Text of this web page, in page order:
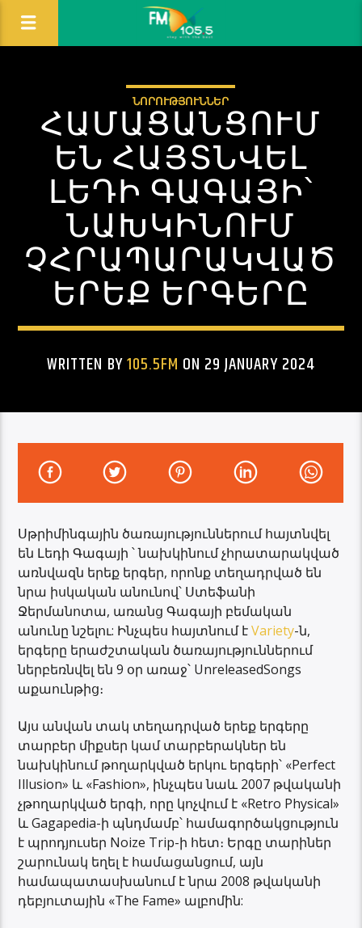
ՆՈՐՈՒԹՅՈՒՆՆԵՐ
ՀԱՄԱՑԱՆՑՈՒՄ
ԵՆ ՀԱՅՏՆՎԵԼ
ԼԵԴԻ ԳԱԳԱՅԻ՝
ՆԱԽԿԻՆՈՒՄ
ՉՀՐԱՊԱՐԱԿՎԱԾ
ԵՐԵՔ ԵՐԳԵՐԸ
WRITTEN BY105.5FM ON 29 JANUARY 2024
Սթրիմինգային ծառայություններում հայտնվել
են Լեդի Գագայի ՝ նախկինում չհրատարակված
առնվազն երեք երգեր, որոնք տեղադրված են
նրա իսկական անունով՝ Ստեֆանի
Ջերմանոտա, առանց Գագայի բեմական
անունը նշելու: Ինչպես հայտնում էVariety-ն,
երգերը երաժշտական ծառայություններում
ներբեռնվել են 9 օր առաջ՝ UnreleasedSongs
աքաունթից։
Այս անվան տակ տեղադրված երեք երգերը
տարբեր միքսեր կամ տարբերակներ են
նախկինում թողարկված երկու երգերի՝ «Perfect
Illusion» և «Fashion», ինչպես նաև 2007 թվականի
չթողարկված երգի, որը կոչվում է «Retro Physical»
և Gagapedia-ի պնդմամբ՝ համագործակցություն
է պրոդյուսեր Noize Trip-ի հետ։ Երգը տարիներ
շարունակ եղել է համացանցում, այն
համապատասխանում է նրա 2008 թվականի
դեբյուտային «The Fame» ալբոմին: